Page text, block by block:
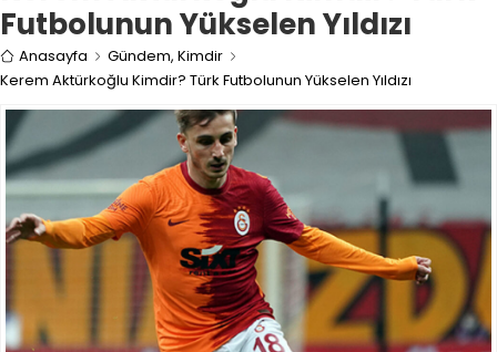
Futbolunun Yükselen Yıldızı
Anasayfa Gündem, Kimdir
Kerem Aktürkoğlu Kimdir? Türk Futbolunun Yükselen Yıldızı